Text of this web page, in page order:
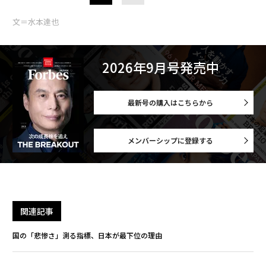
文＝水本達也
2026年9月号発売中
最新号の購入はこちらから
メンバーシップに登録する
関連記事
国の「悲惨さ」測る指標、日本が最下位の理由